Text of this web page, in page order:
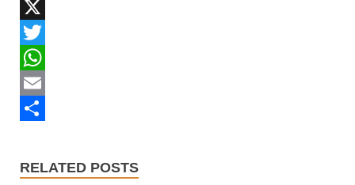
c
e
b
o
V
K
X
T
w
W
hE
RELATED POSTS